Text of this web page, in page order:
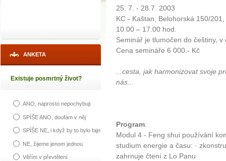
ANKETA
Existuje posmrtný život?
ANO, naprosto nepochybuji
SPÍŠE ANO, doufám v něj
SPÍŠE NE, i když by to bylo fajn
NE, žijeme jenom jednou
Věřím v převtělení
25. 7. - 28.7. 2003
KC - Kaštan, Belohorská 150/
10.00 – 17.00 hod.
Seminář je tlumočen do češtiny, v
Cena semináře 6 000.- Kč
...cesta, jak harmonizovat svoje
nás...
Program:
Modul 4 - Feng shui používání
studium energie a času: ·
zahrnuje čtení z Lo Panu